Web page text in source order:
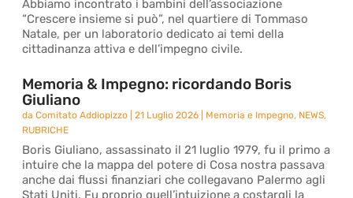
Abbiamo incontrato i bambini dell’associazione
“Crescere insieme si può”, nel quartiere di Tommaso
Natale, per un laboratorio dedicato ai temi della
cittadinanza attiva e dell’impegno civile.
Memoria & Impegno: ricordando Boris
Giuliano
daComitato Addiopizzo |21 Luglio 2026 Memoria e Impegno, NEWS,
RUBRICHE
Boris Giuliano, assassinato il 21 luglio 1979, fu il primo a
intuire che la mappa del potere di Cosa nostra passava
anche dai flussi finanziari che collegavano Palermo agli
Stati Uniti. Fu proprio quell’intuizione a costargli la